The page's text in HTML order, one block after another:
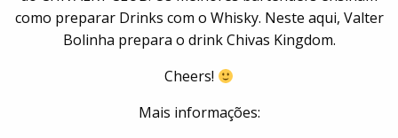
como preparar Drinks com o Whisky. Neste aqui, Valter
Bolinha prepara o drink Chivas Kingdom.
Cheers!
Mais informações: